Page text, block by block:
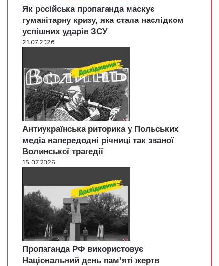
Як російська пропаганда маскує
гуманітарну кризу, яка стала наслідком
успішних ударів ЗСУ
21.07.2026
Антиукраїнська риторика у Польських
медіа напередодні річниці так званої
Волинської трагедії
15.07.2026
Пропаганда РФ використовує
Національний день пам’яті жертв